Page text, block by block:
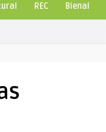
REC Bienal